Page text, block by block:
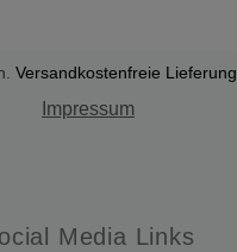
Versandkostenfreie Lieferung
Impressum
Media Links